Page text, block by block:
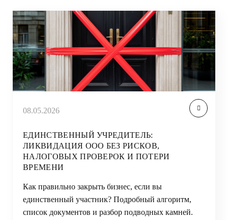
08.05.2026
ЕДИНСТВЕННЫЙ УЧРЕДИТЕЛЬ:
ЛИКВИДАЦИЯ ООО БЕЗ РИСКОВ,
НАЛОГОВЫХ ПРОВЕРОК И ПОТЕРИ
ВРЕМЕНИ
Как правильно закрыть бизнес, если вы
единственный участник? Подробный алгоритм,
список документов и разбор подводных камней.